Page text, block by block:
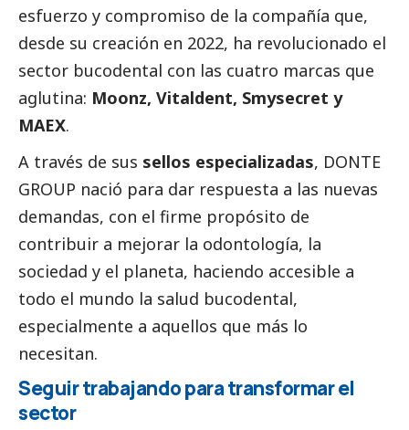
esfuerzo y compromiso de la compañía que,
desde su creación en 2022, ha revolucionado el
sector bucodental con las cuatro marcas que
aglutina: Moonz, Vitaldent, Smysecret y
MAEX.
A través de sus sellos especializadas, DONTE
GROUP nació para dar respuesta a las nuevas
demandas, con el firme propósito de
contribuir a mejorar la odontología, la
sociedad y el planeta, haciendo accesible a
todo el mundo la salud bucodental,
especialmente a aquellos que más lo
necesitan.
Seguir trabajando para transformar el
sector